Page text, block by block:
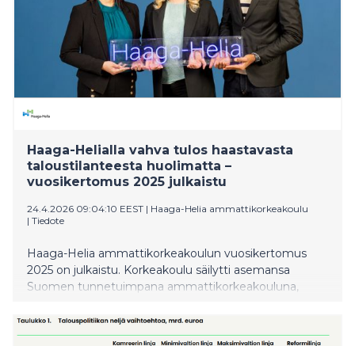
Haaga-Helialla vahva tulos haastavasta
taloustilanteesta huolimatta –
vuosikertomus 2025 julkaistu
24.4.2026 09:04:10 EEST | Haaga-Helia ammattikorkeakoulu
| Tiedote
Haaga-Helia ammattikorkeakoulun vuosikertomus
2025 on julkaistu. Korkeakoulu säilytti asemansa
Suomen tunnetuimpana ammattikorkeakouluna,
painopistealueilla.